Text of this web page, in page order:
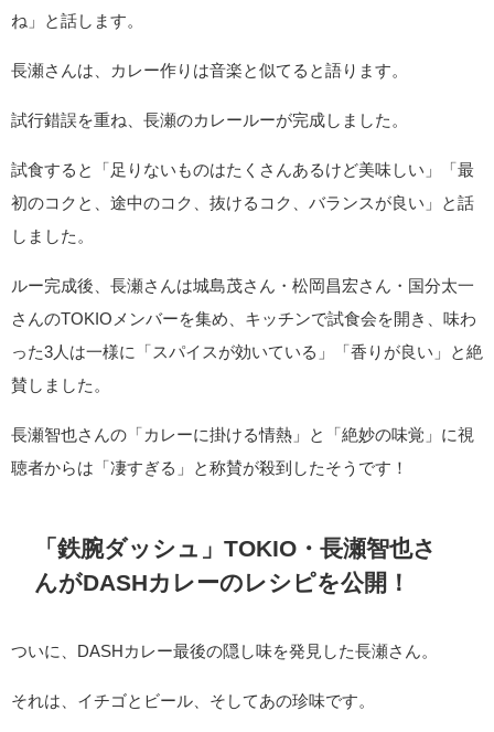
ね」と話します。
長瀬さんは、カレー作りは音楽と似てると語ります。
試行錯誤を重ね、長瀬のカレールーが完成しました。
試食すると「足りないものはたくさんあるけど美味しい」「最
初のコクと、途中のコク、抜けるコク、バランスが良い」と話
しました。
ルー完成後、長瀬さんは城島茂さん・松岡昌宏さん・国分太一
さんのTOKIOメンバーを集め、キッチンで試食会を開き、味わ
った3人は一様に「スパイスが効いている」「香りが良い」と絶
賛しました。
長瀬智也さんの「カレーに掛ける情熱」と「絶妙の味覚」に視
聴者からは「凄すぎる」と称賛が殺到したそうです！
「鉄腕ダッシュ」TOKIO・長瀬智也さ
んがDASHカレーのレシピを公開！
ついに、DASHカレー最後の隠し味を発見した長瀬さん。
それは、イチゴとビール、そしてあの珍味です。